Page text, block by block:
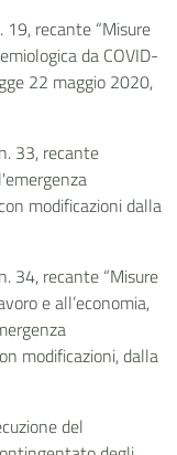
recante “Misure
da COVID-
22 maggio 2020,
33, recante
modificazioni dalla
34, recante “Misure
e all’economia,
modificazioni, dalla
del